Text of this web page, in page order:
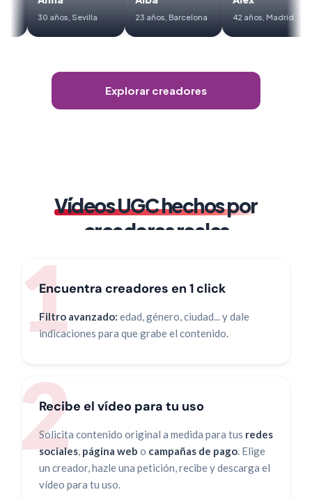
30 años, Sevilla 23 años, Barcelona 42 años, Madrid
Explorar creadores
Vídeos UGC hechos por
creadores reales
Encuentra creadores en 1 click
Filtro avanzado: edad, género, ciudad... y dale
indicaciones para que grabe el contenido.
Recibe el vídeo para tu uso
Solicita contenido original a medida para tus redes
sociales, página web o campañas de pago. Elige
un creador, hazle una petición, recibe y descarga el
vídeo para tu uso.